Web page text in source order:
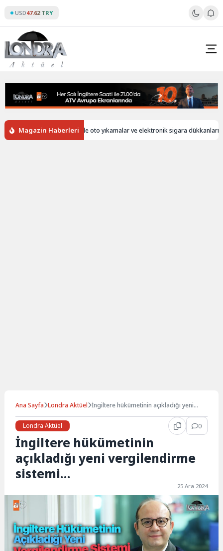
content
USD47.62 TRY
Magazin Haberleri
İngiltere’de oto yıkamalar ve elektronik sigara dükkanları
Ana Sayfa Londra Aktüel İngiltere hükümetinin açıkladığı yeni
Londra Aktüel
0
İngiltere hükümetinin
açıkladığı yeni vergilendirme
sistemi…
25 Ara 2024